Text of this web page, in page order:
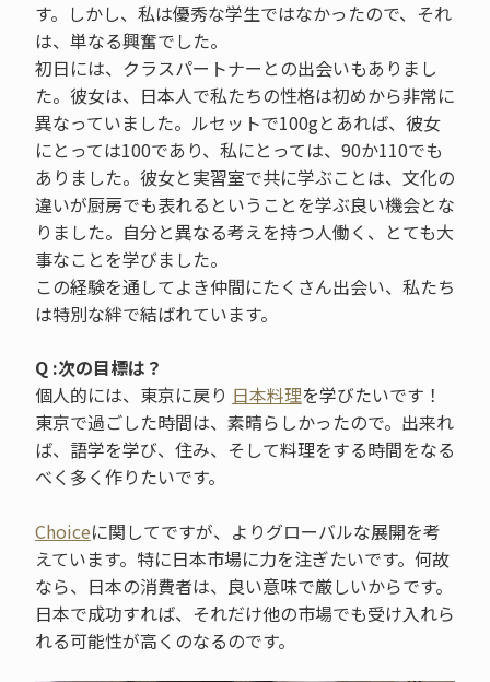
す。しかし、私は優秀な学生ではなかったので、それ
は、単なる興奮でした。
初日には、クラスパートナーとの出会いもありまし
た。彼女は、日本人で私たちの性格は初めから非常に
異なっていました。ルセットで100gとあれば、彼女
にとっては100であり、私にとっては、90か110でも
ありました。彼女と実習室で共に学ぶことは、文化の
違いが厨房でも表れるということを学ぶ良い機会とな
りました。自分と異なる考えを持つ人働く、とても大
事なことを学びました。
この経験を通してよき仲間にたくさん出会い、私たち
は特別な絆で結ばれています。
Q :次の目標は？
個人的には、東京に戻り 日本料理を学びたいです！
東京で過ごした時間は、素晴らしかったので。出来れ
ば、語学を学び、住み、そして料理をする時間をなる
べく多く作りたいです。
Choiceに関してですが、よりグローバルな展開を考
えています。特に日本市場に力を注ぎたいです。何故
なら、日本の消費者は、良い意味で厳しいからです。
日本で成功すれば、それだけ他の市場でも受け入れら
れる可能性が高くのなるのです。